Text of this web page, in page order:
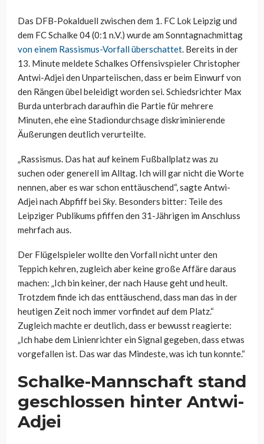
Das DFB-Pokalduell zwischen dem 1. FC Lok Leipzig und
dem FC Schalke 04 (0:1 n.V.) wurde am Sonntagnachmittag
von einem Rassismus-Vorfall überschattet. Bereits in der
13. Minute meldete Schalkes Offensivspieler Christopher
Antwi-Adjei den Unparteiischen, dass er beim Einwurf von
den Rängen übel beleidigt worden sei. Schiedsrichter Max
Burda unterbrach daraufhin die Partie für mehrere
Minuten, ehe eine Stadiondurchsage diskriminierende
Äußerungen deutlich verurteilte.
„Rassismus. Das hat auf keinem Fußballplatz was zu
suchen oder generell im Alltag. Ich will gar nicht die Worte
nennen, aber es war schon enttäuschend“, sagte Antwi-
Adjei nach Abpfiff bei Sky. Besonders bitter: Teile des
Leipziger Publikums pfiffen den 31-Jährigen im Anschluss
mehrfach aus.
Der Flügelspieler wollte den Vorfall nicht unter den
Teppich kehren, zugleich aber keine große Affäre daraus
machen: „Ich bin keiner, der nach Hause geht und heult.
Trotzdem finde ich das enttäuschend, dass man das in der
heutigen Zeit noch immer vorfindet auf dem Platz.“
Zugleich machte er deutlich, dass er bewusst reagierte:
„Ich habe dem Linienrichter ein Signal gegeben, dass etwas
vorgefallen ist. Das war das Mindeste, was ich tun konnte.“
Schalke-Mannschaft stand
geschlossen hinter Antwi-
Adjei